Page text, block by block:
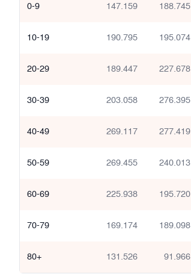
0-9 147.159 188.745
10-19 190.795 195.074
20-29 189.447 227.678
30-39 203.058 276.395
40-49 269.117 277.419
50-59 269.455 240.013
60-69 225.938 195.720
70-79 169.174 189.098
80+ 131.526 91.966